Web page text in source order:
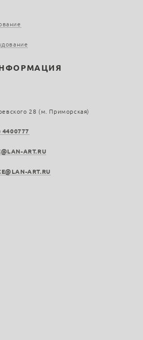
28 (м. Приморская)
4400777
ART.RU
ART.RU